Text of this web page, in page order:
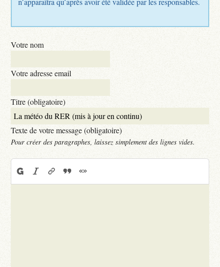
Votre nom
Votre adresse email
Titre (obligatoire)
Texte de votre message (obligatoire)
Pour créer des paragraphes, laissez simplement des lignes vides.